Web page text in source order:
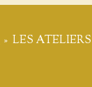
» LES ATELIERS